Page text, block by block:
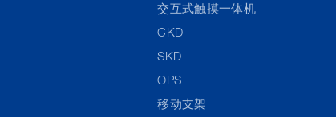
交互式触摸一体机
CKD
SKD
OPS
移动支架